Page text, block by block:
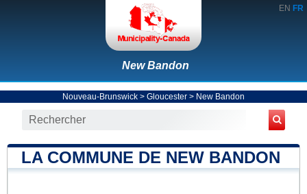
EN FR
New Bandon
Nouveau-Brunswick > Gloucester > New Bandon
LA COMMUNE DE NEW BANDON